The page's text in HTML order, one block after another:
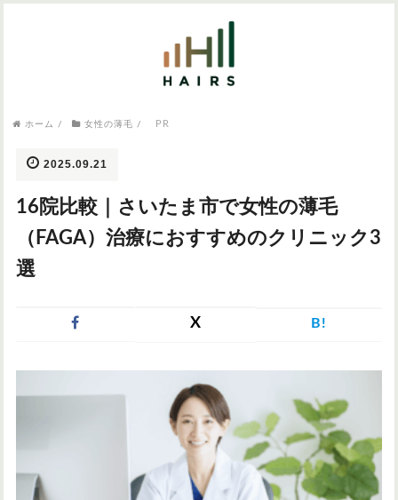
病院・クリニック
AGA
発毛
円形脱毛症
お問い合わせ
ホーム / 女性の薄毛 / PR
2025.09.21
16院比較｜さいたま市で女性の薄毛
（FAGA）治療におすすめのクリニック3
選
X B!
気になるワードから記事を探す
症状・悩みから記事を探す
つむじハゲ ふけ
女性の薄毛